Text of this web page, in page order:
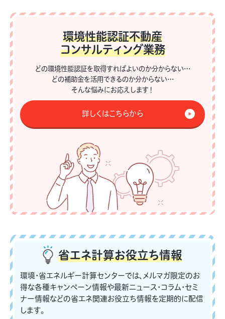
環境性能認証不動産
コンサルティング業務
どの環境性能認証を取得すればよいのか分からない…
どの補助金を活用できるのか分からない…
そんな悩みにお応えします！
詳しくはこちらから
省エネ計算お役立ち情報
環境・省エネルギー計算センターでは、メルマガ限定のお
得な各種キャンペーン情報や最新ニュース・コラム・セミ
ナー情報などの省エネ関連お役立ち情報を定期的に配信
します。